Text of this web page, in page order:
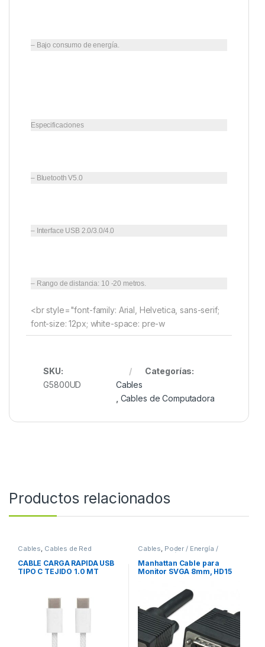
– Bajo consumo de energía.
Especificaciones
– Bluetooth V5.0
– Interface USB 2.0/3.0/4.0
– Rango de distancia: 10 -20 metros.
<br style="font-family: Arial, Helvetica, sans-serif;
font-size: 12px; white-space: pre-w
SKU:
G5800UD
Categorías:
Cables
Cables de Computadora
Productos relacionados
Cables Cables de Red
CABLE CARGA RAPIDA USB
TIPO C TEJIDO 1.0 MT
Cables Poder / Energía /
Alimentación
Manhattan Cable para
Monitor SVGA 8mm, HD15
Metros, Negro 8MM
MACHO-HEMBRA MONITOR
PROYECTOR